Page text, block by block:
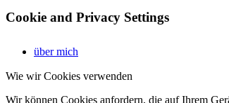
über mich
Cookie and Privacy Settings
Wie wir Cookies verwenden
Wir können Cookies anfordern, die auf Ihrem